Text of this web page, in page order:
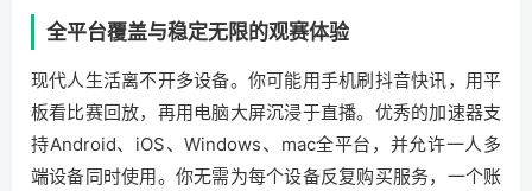
全平台覆盖与稳定无限的观赛体验
现代人生活离不开多设备。你可能用手机刷抖音快讯，用平
板看比赛回放，再用电脑大屏沉浸于直播。优秀的加速器支
持Android、iOS、Windows、mac全平台，并允许一人多
端设备同时使用。你无需为每个设备反复购买服务，一个账